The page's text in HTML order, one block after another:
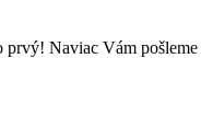
Naviac Vám pošleme